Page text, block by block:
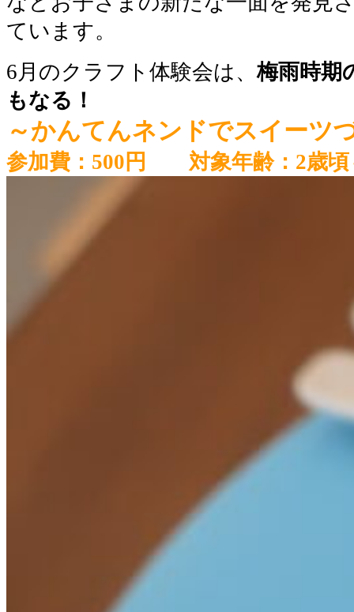
ています。
6月のクラフト体験会は、梅雨時期
もなる！
～かんてんネンドでスイーツ
参加費：500円 対象年齢：2歳頃